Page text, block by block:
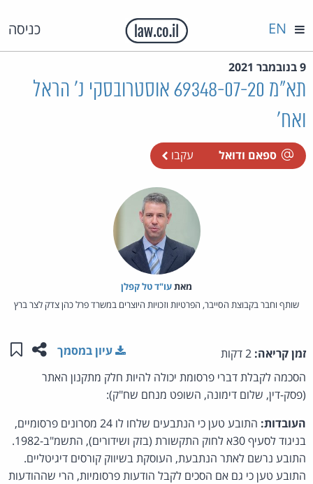
כניסה EN
9 בנובמבר 2021
תא"מ 69348-07-20 אוסטרובסקי נ' הראל
ואח'
ספאם ודואל עקבו
מאת‏עו"ד טל קפלן
שותף וחבר בקבוצת הסייבר, הפרטיות וזכויות היוצרים במשרד פרל כהן צדק לצר ברץ
זמן קריאה: שתפו
עיון במסמך
הסכמה לקבלת דברי פרסומת יכולה להיות חלק מתקנון האתר
(פסק-דין, שלום דימונה, השופט מנחם שח"ק):
העובדות:
התובע טען כי הנתבעים שלחו לו 24 מסרונים פרסומיים,
בניגוד לסעיף 30א לחוק התקשורת (בזק ושידורים), התשמ"ב-1982.
התובע נרשם לאתר הנתבעת, העוסקת בשיווק קורסים דיגיטליים.
התובע טען כי גם אם הסכים לקבל הודעות פרסומיות, הרי שההודעות